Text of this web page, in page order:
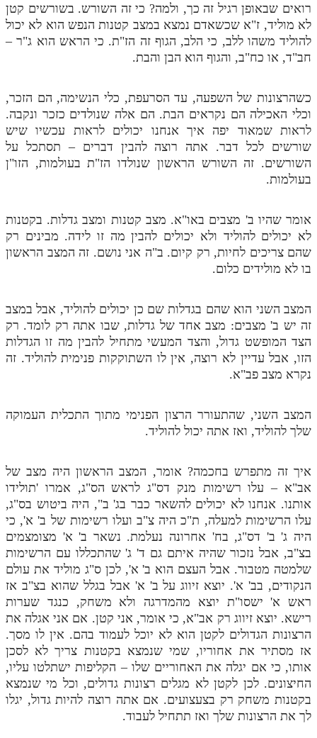
רואים שבאופן רגיל זה כך, ולמה? כי זה השורש. בשורשים קטן
לא מוליד, ז"א שכשאדם נמצא במצב קטנות הנפש הוא לא יכול
להוליד משהו ללב, כי הלב, הגוף זה הז"ת. כי הראש הוא ג"ר –
חב"ד, או כח"ב, והגוף הוא הבן והבת.
כשהרצונות של השפעה, עד הסרעפת, כלי הנשימה, הם הזכר,
וכלי האכילה הם נקראים הבת. הם אלה שנולדים כזכר ונקבה.
לראות שמאוד יפה איך אנחנו יכולים לראות עכשיו שיש
שורשים לכל דבר. אתה רוצה להבין דברים – תסתכל על
השורשים. זה השורש הראשון שנולדו הז"ת בעולמות, הזו"ן
בעולמות.
אומר שהיו ב' מצבים באו"א. מצב קטנות ומצב גדלות. בקטנות
לא יכולים להוליד ולא יכולים להבין מה זו לידה. מבינים רק
שהם צריכים לחיות, רק קיום. ב"ה אני נושם. זה המצב הראשון
בו לא מולידים כלום.
המצב השני הוא שהם בגדלות שם כן יכולים להוליד, אבל במצב
זה יש ב' מצבים: מצב אחד של גדלות, שבו אתה רק לומד. רק
הצד המופשט גדול, והצד המעשי מתחיל להבין מה זו הגדלות
הזו, אבל עדיין לא רוצה, אין לו השתוקקות פנימית להוליד. זה
נקרא מצב פב"א.
המצב השני, שהתעורר הרצון הפנימי מתוך התכלית העמוקה
שלך להוליד, ואז אתה יכול להוליד.
איך זה מתפרש בחכמה? אומר, המצב הראשון היה מצב של
אב"א – עלו רשימות מנק דס"ג לראש הס"ג, אמרו 'תולידו
אותנו. אנחנו לא יכולים להשאר כבר בג' ב", היה ביטוש בס"ג,
עלו הרשימות למעלה, ת"כ היה צ"ב ועלו רשימות של ב' א', כי
היה ג' ב' דס"ג, בח' אחרונה נעלמת. נשאר ב' א' מצומצמים
בצ"ב, אבל נזכור שהיה איתם גם ד' ג' שהתכללו עם הרשימות
שלמטה מטבור. אבל העצם הוא ב' א', לכן ס"ג מוליד את עולם
הנקודים, בב' א'. יוצא זיווג על ב' א' אבל בגלל שהוא בצ"ב אז
ראש א' ישסו"ת יוצא מהמדרגה ולא משחק, כנגד שערות
רישא. יוצא זיווג רק אב"א, כי אומר, אני קטן. אם אני אגלה את
הרצונות הגדולים לקטן הוא לא יוכל לעמוד בהם. אין לו מסך.
אז מסתיר את אחוריו, שמי שנמצא בקטנות צריך לא לסכן
אותו, כי אם יגלה את האחוריים שלו – הקליפות ישתלטו עליו,
החיצונים. לכן לקטן לא מגלים רצונות גדולים, וכל מי שנמצא
בקטנות משחק רק בצעצועים. אם אתה רוצה להיות גדול, יגלו
לך את הרצונות שלך ואז תתחיל לעבוד.